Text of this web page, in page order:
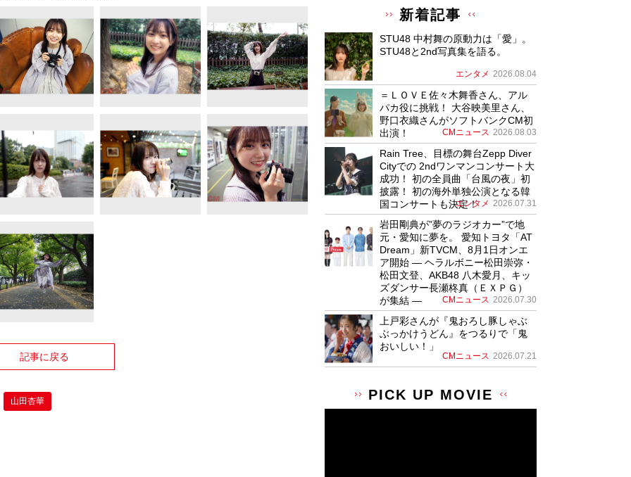
記事に戻る
山田杏華
新着記事
STU48 中村舞の原動力は「愛」。
STU48と2nd写真集を語る。
エンタメ 2026.08.04
＝ＬＯＶＥ佐々木舞香さん、アル
パカ役に挑戦！ 大谷映美里さん、
野口衣織さんがソフトバンクCM初
出演！
CMニュース 2026.08.03
Rain Tree、目標の舞台Zepp Diver
Cityでの 2ndワンマンコンサート大
成功！ 初の全員曲「台風の夜」初
披露！ 初の海外単独公演となる韓
国コンサートも決定！
エンタメ 2026.07.31
岩田剛典が”夢のラジオカー”で地
元・愛知に夢を。 愛知トヨタ「AT
Dream」新TVCM、8月1日オンエ
ア開始 ― ヘラルボニー松田崇弥・
松田文登、AKB48 八木愛月、キッ
ズダンサー長瀬柊真（ＥＸＰＧ）
が集結 ―
CMニュース 2026.07.30
上戸彩さんが『鬼おろし豚しゃぶ
ぶっかけうどん』をつるりで「鬼
おいしい！」
CMニュース 2026.07.21
PICK UP MOVIE